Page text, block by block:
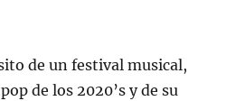
de un festival musical,
de los 2020’s y de su